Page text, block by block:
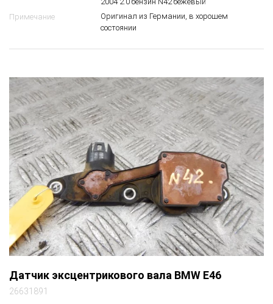
Примечание
Оригинал из Германии, в хорошем
состоянии
Датчик эксцентрикового вала BMW E46
26631891